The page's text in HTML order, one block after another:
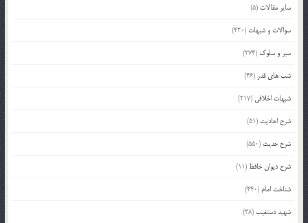
سایر مقالات (5)
سوالات و شبهات (420)
سیر و سلوک (274)
شب های قدر (46)
شبهات اخلاقی (217)
شرح احادیث (51)
شرح حدیث (550)
شرح دیوان حافظ (11)
شناخت امام (440)
شهید دستغیب(38)